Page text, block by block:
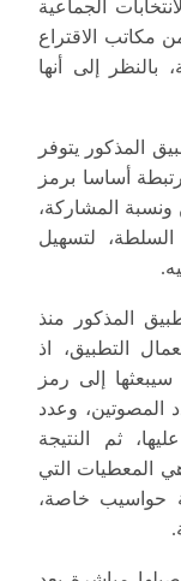
الجماعیة
مكاتب الاقتراع
بالنظر إلى أنها
المذكور يتوفر
أساسا برمز
المشاركة،
لتسهيل
المذكور منذ
التطبیق، اذ
إلى رمز
المصوتين، وعدد
ثم النتيجة
المعطيات التي
حواسيب خاصة،